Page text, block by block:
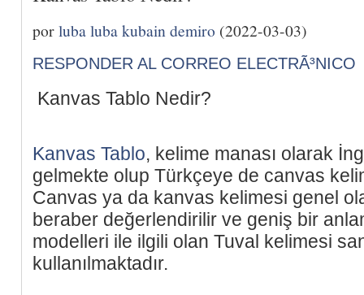
porluba luba kubain demiro (2022-03-03)
RESPONDER AL CORREO ELECTRÃ³NICO
Kanvas Tablo Nedir?
Kanvas Tablo, kelime manası olarak
gelmekte olup Türkçeye de canvas
Canvas ya da kanvas kelimesi genel
beraber değerlendirilir ve geniş bir
modelleri ile ilgili olan Tuval kelimesi
kullanılmaktadır.